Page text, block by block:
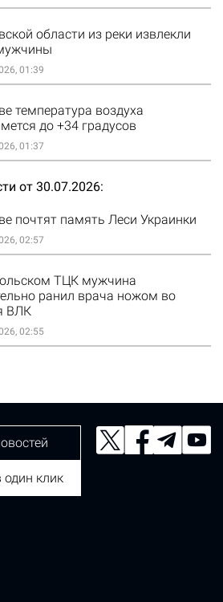
области из реки извлекли
01:39
температура воздуха
до +34 градусов
01:37
от 30.07.2026
почтят память Леси Украинки
02:57
ТЦК мужчина
ранил врача ножом во
ВЛК
02:55
клик